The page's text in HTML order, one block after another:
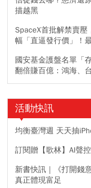
描越黑
SpaceX首批解禁賣
幅「直逼發行價」！
國安基金護盤名單「
翻倍賺百億：鴻海、
活動快訊
均衡臺灣週 天天抽
訂閱贈【歌林】AI聲
新書快訊｜《打開錢
真正體現富足